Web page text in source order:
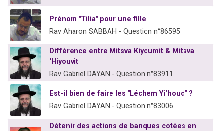
Prénom "Tilia" pour une fille
Rav Aharon SABBAH - Question n°86595
Différence entre Mitsva Kiyoumit & Mitsva
‘Hiyouvit
Rav Gabriel DAYAN - Question n°83911
Est-il bien de faire les "Léchem Yi'houd" ?
Rav Gabriel DAYAN - Question n°83006
Détenir des actions de banques cotées en